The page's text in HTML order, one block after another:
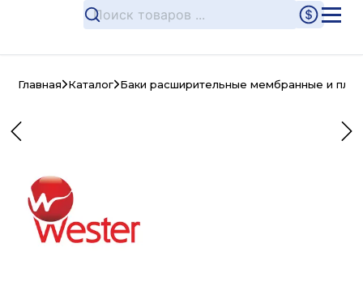
Главная Каталог Баки расширительные мембранные и